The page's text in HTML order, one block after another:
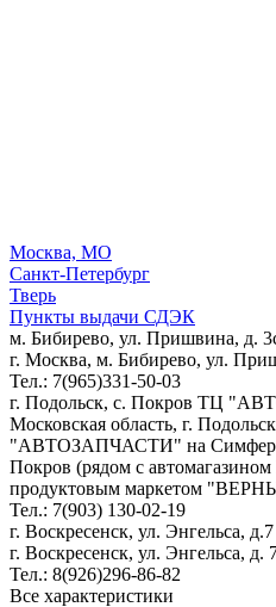
Москва, МО
Санкт-Петербург
Тверь
Пункты выдачи СДЭК
м. Бибирево, ул. Пришвина, д.
г. Москва, м. Бибирево, ул.
Тел.: 7(965)331-50-03
г. Подольск, c. Покров ТЦ
Московская область, г.
"АВТОЗАПЧАСТИ" на
Покров (рядом с
продуктовым маркетом
Тел.: 7(903) 130-02-19
г. Воскресенск, ул. Энгельса, д.7
г. Воскресенск, ул. Энгельса, д.
Тел.: 8(926)296-86-82
Все характеристики